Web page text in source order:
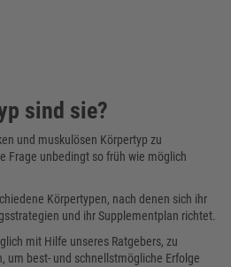
sind sie?
und muskulösen Körpertyp zu
Frage unbedingt so früh wie möglich
Körpertypen, nach denen sich ihr
und ihr Supplementplan richtet.
mit Hilfe unseres Ratgebers, zu
um best- und schnellstmögliche Erfolge